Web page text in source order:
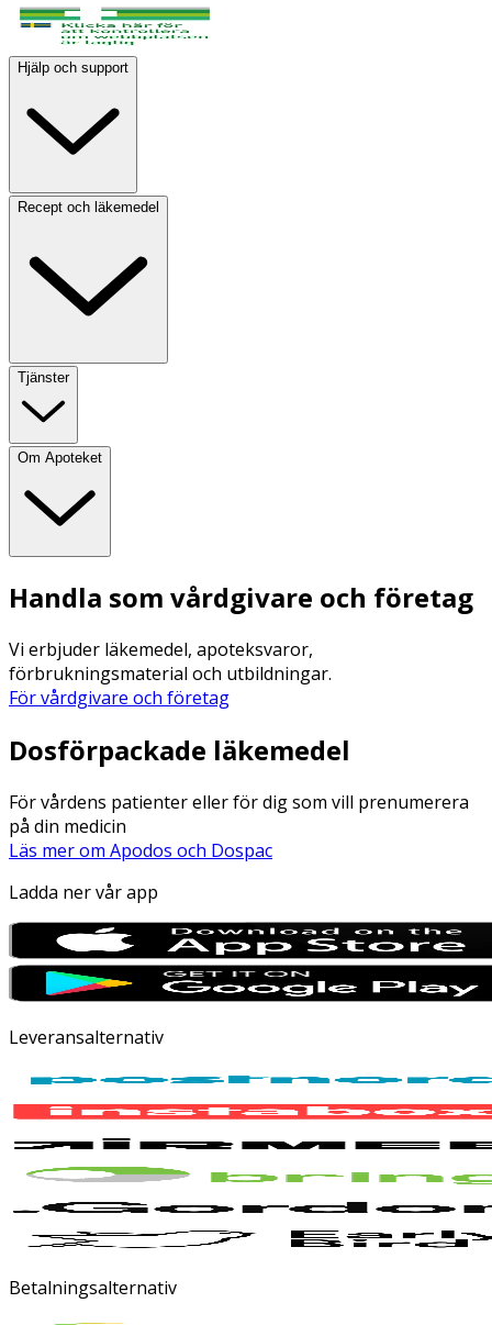
Hjälp och support
Recept och läkemedel
Tjänster
Om Apoteket
Handla som vårdgivare och företag
Vi erbjuder läkemedel, apoteksvaror,
förbrukningsmaterial och utbildningar.
För vårdgivare och företag
Dosförpackade läkemedel
För vårdens patienter eller för dig som vill prenumerera
på din medicin
Läs mer om Apodos och Dospac
Ladda ner vår app
Leveransalternativ
Betalningsalternativ